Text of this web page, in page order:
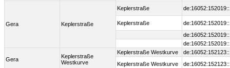
Gera Keplerstraße
Keplerstraße
Keplerstraße
Gera
Keplerstraße
Westkurve
Keplerstraße Westkurve
Keplerstraße Westkurve